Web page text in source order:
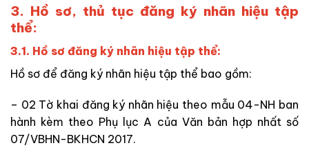
3. Hồ sơ, thủ tục đăng ký nhãn hiệu tập
thể:
3.1. Hồ sơ đăng ký nhãn hiệu tập thể:
Hồ sơ để đăng ký nhãn hiệu tập thể bao gồm:
– 02 Tờ khai đăng ký nhãn hiệu theo mẫu 04-NH ban
hành kèm theo Phụ lục A của Văn bản hợp nhất số
07/VBHN-BKHCN 2017.